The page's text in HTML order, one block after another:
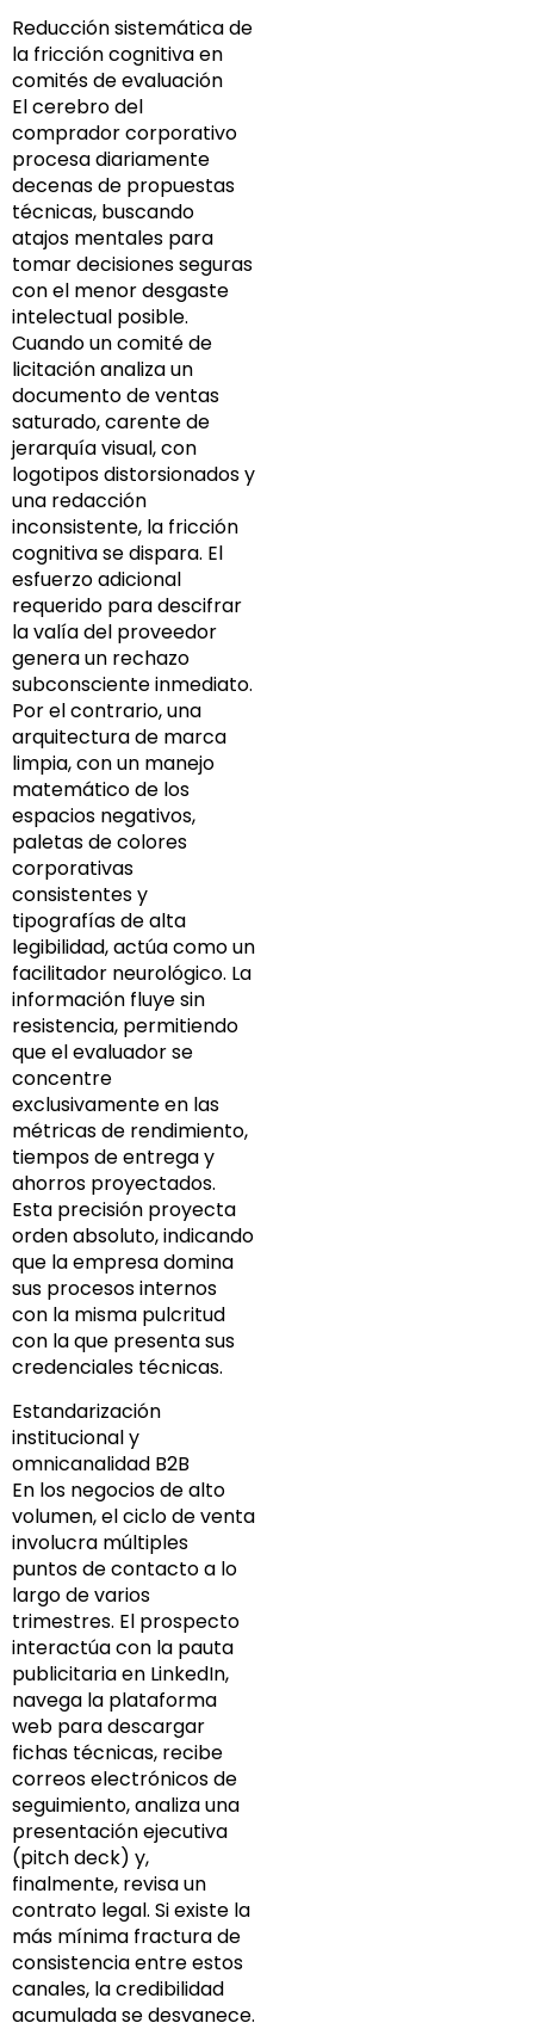
Reducción sistemática de
la fricción cognitiva en
comités de evaluación
El cerebro del
comprador corporativo
procesa diariamente
decenas de propuestas
técnicas, buscando
atajos mentales para
tomar decisiones seguras
con el menor desgaste
intelectual posible.
Cuando un comité de
licitación analiza un
documento de ventas
saturado, carente de
jerarquía visual, con
logotipos distorsionados y
una redacción
inconsistente, la fricción
cognitiva se dispara. El
esfuerzo adicional
requerido para descifrar
la valía del proveedor
genera un rechazo
subconsciente inmediato.
Por el contrario, una
arquitectura de marca
limpia, con un manejo
matemático de los
espacios negativos,
paletas de colores
corporativas
consistentes y
tipografías de alta
legibilidad, actúa como un
facilitador neurológico. La
información fluye sin
resistencia, permitiendo
que el evaluador se
concentre
exclusivamente en las
métricas de rendimiento,
tiempos de entrega y
ahorros proyectados.
Esta precisión proyecta
orden absoluto, indicando
que la empresa domina
sus procesos internos
con la misma pulcritud
con la que presenta sus
credenciales técnicas.
Estandarización
institucional y
omnicanalidad B2B
En los negocios de alto
volumen, el ciclo de venta
involucra múltiples
puntos de contacto a lo
largo de varios
trimestres. El prospecto
interactúa con la pauta
publicitaria en LinkedIn,
navega la plataforma
web para descargar
fichas técnicas, recibe
correos electrónicos de
seguimiento, analiza una
presentación ejecutiva
(pitch deck) y,
finalmente, revisa un
contrato legal. Si existe la
más mínima fractura de
consistencia entre estos
canales, la credibilidad
acumulada se desvanece.